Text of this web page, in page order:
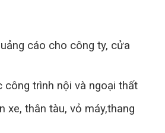
cáo cho công ty, cửa
công trình nội và ngoại thất
xe, thân tàu, vỏ máy,thang